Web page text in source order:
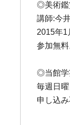
◎美術鑑
講師:今
2015年1
参加無料
◎当館学
毎週日
申し込